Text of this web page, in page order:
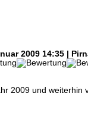
2009 14:35 |
2009 und weiterhin